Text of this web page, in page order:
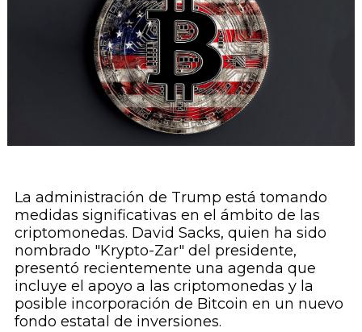
La administración de Trump está tomando
medidas significativas en el ámbito de las
criptomonedas. David Sacks, quien ha sido
nombrado "Krypto-Zar" del presidente,
presentó recientemente una agenda que
incluye el apoyo a las criptomonedas y la
posible incorporación de Bitcoin en un nuevo
fondo estatal de inversiones.